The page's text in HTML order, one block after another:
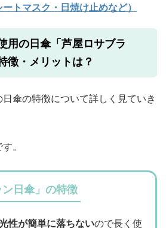
ートマスク・日焼け止めなど）
用の日傘「芦屋ロサブラ
徴・メリットは？
日傘の特徴について詳しく見ていき
。
ン日傘」の特徴
性が簡単に落ちないので長く使